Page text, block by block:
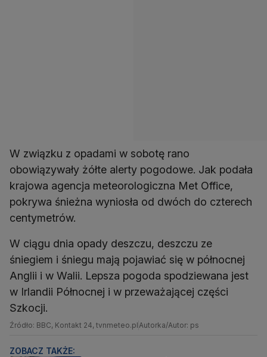
W związku z opadami w sobotę rano
obowiązywały żółte alerty pogodowe. Jak podała
krajowa agencja meteorologiczna Met Office,
pokrywa śnieżna wyniosła od dwóch do czterech
centymetrów.
W ciągu dnia opady deszczu, deszczu ze
śniegiem i śniegu mają pojawiać się w północnej
Anglii i w Walii. Lepsza pogoda spodziewana jest
w Irlandii Północnej i w przeważającej części
Szkocji.
Źródło: BBC, Kontakt 24, tvnmeteo.plAutorka/Autor: ps
ZOBACZ TAKŻE: